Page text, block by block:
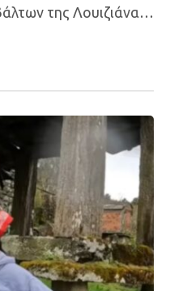
της Λουιζιάνας
Χιλιάδες έλατα,